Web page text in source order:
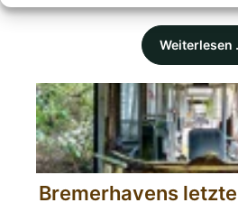
Weiterlesen
Bremerhavens